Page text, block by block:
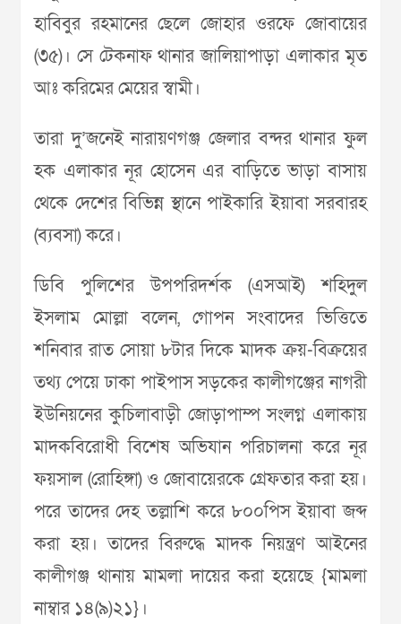
হাবিবুর রহমানের ছেলে জোহার ওরফে জোবায়ের
(৩৫)। সে টেকনাফ থানার জালিয়াপাড়া এলাকার মৃত
আঃ করিমের মেয়ের স্বামী।
তারা দু’জনেই নারায়ণগঞ্জ জেলার বন্দর থানার ফুল
হক এলাকার নূর হোসেন এর বাড়িতে ভাড়া বাসায়
থেকে দেশের বিভিন্ন স্থানে পাইকারি ইয়াবা সরবারহ
(ব্যবসা) করে।
ডিবি পুলিশের উপপরিদর্শক (এসআই) শহিদুল
ইসলাম মোল্লা বলেন, গোপন সংবাদের ভিত্তিতে
শনিবার রাত সোয়া ৮টার দিকে মাদক ক্রয়-বিক্রয়ের
তথ্য পেয়ে ঢাকা পাইপাস সড়কের কালীগঞ্জের নাগরী
ইউনিয়নের কুচিলাবাড়ী জোড়াপাম্প সংলগ্ন এলাকায়
মাদকবিরোধী বিশেষ অভিযান পরিচালনা করে নূর
ফয়সাল (রোহিঙ্গা) ও জোবায়েরকে গ্রেফতার করা হয়।
পরে তাদের দেহ তল্লাশি করে ৮০০পিস ইয়াবা জব্দ
করা হয়। তাদের বিরুদ্ধে মাদক নিয়ন্ত্রণ আইনের
কালীগঞ্জ থানায় মামলা দায়ের করা হয়েছে {মামলা
নাম্বার ১৪(৯)২১}।